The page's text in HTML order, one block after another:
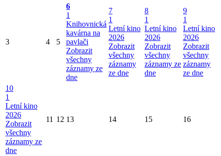
3 4 5
6
1
Knihovnická
kavárna na
pavlači
Zobrazit
všechny
záznamy ze
dne
7
1
Letní kino
2026
Zobrazit
všechny
záznamy
ze dne
8
1
Letní kino
2026
Zobrazit
všechny
záznamy ze
dne
9
1
Letní kino
2026
Zobrazit
všechny
záznamy
ze dne
10
1
Letní kino
2026
Zobrazit
všechny
záznamy ze
dne
11 12 13 14 15 16